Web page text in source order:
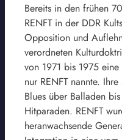
Bereits in den frühen
RENFT in der DDR
Opposition und
verordneten
von 1971 bis 1975
nur RENFT nannte.
Blues über Balladen
Hitparaden. RENFT
heranwachsende